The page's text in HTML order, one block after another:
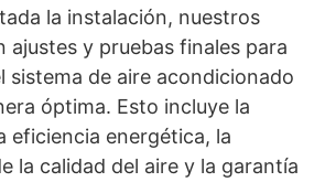
la instalación, nuestros
ajustes y pruebas finales para
sistema de aire acondicionado
óptima. Esto incluye la
eficiencia energética, la
la calidad del aire y la garantía